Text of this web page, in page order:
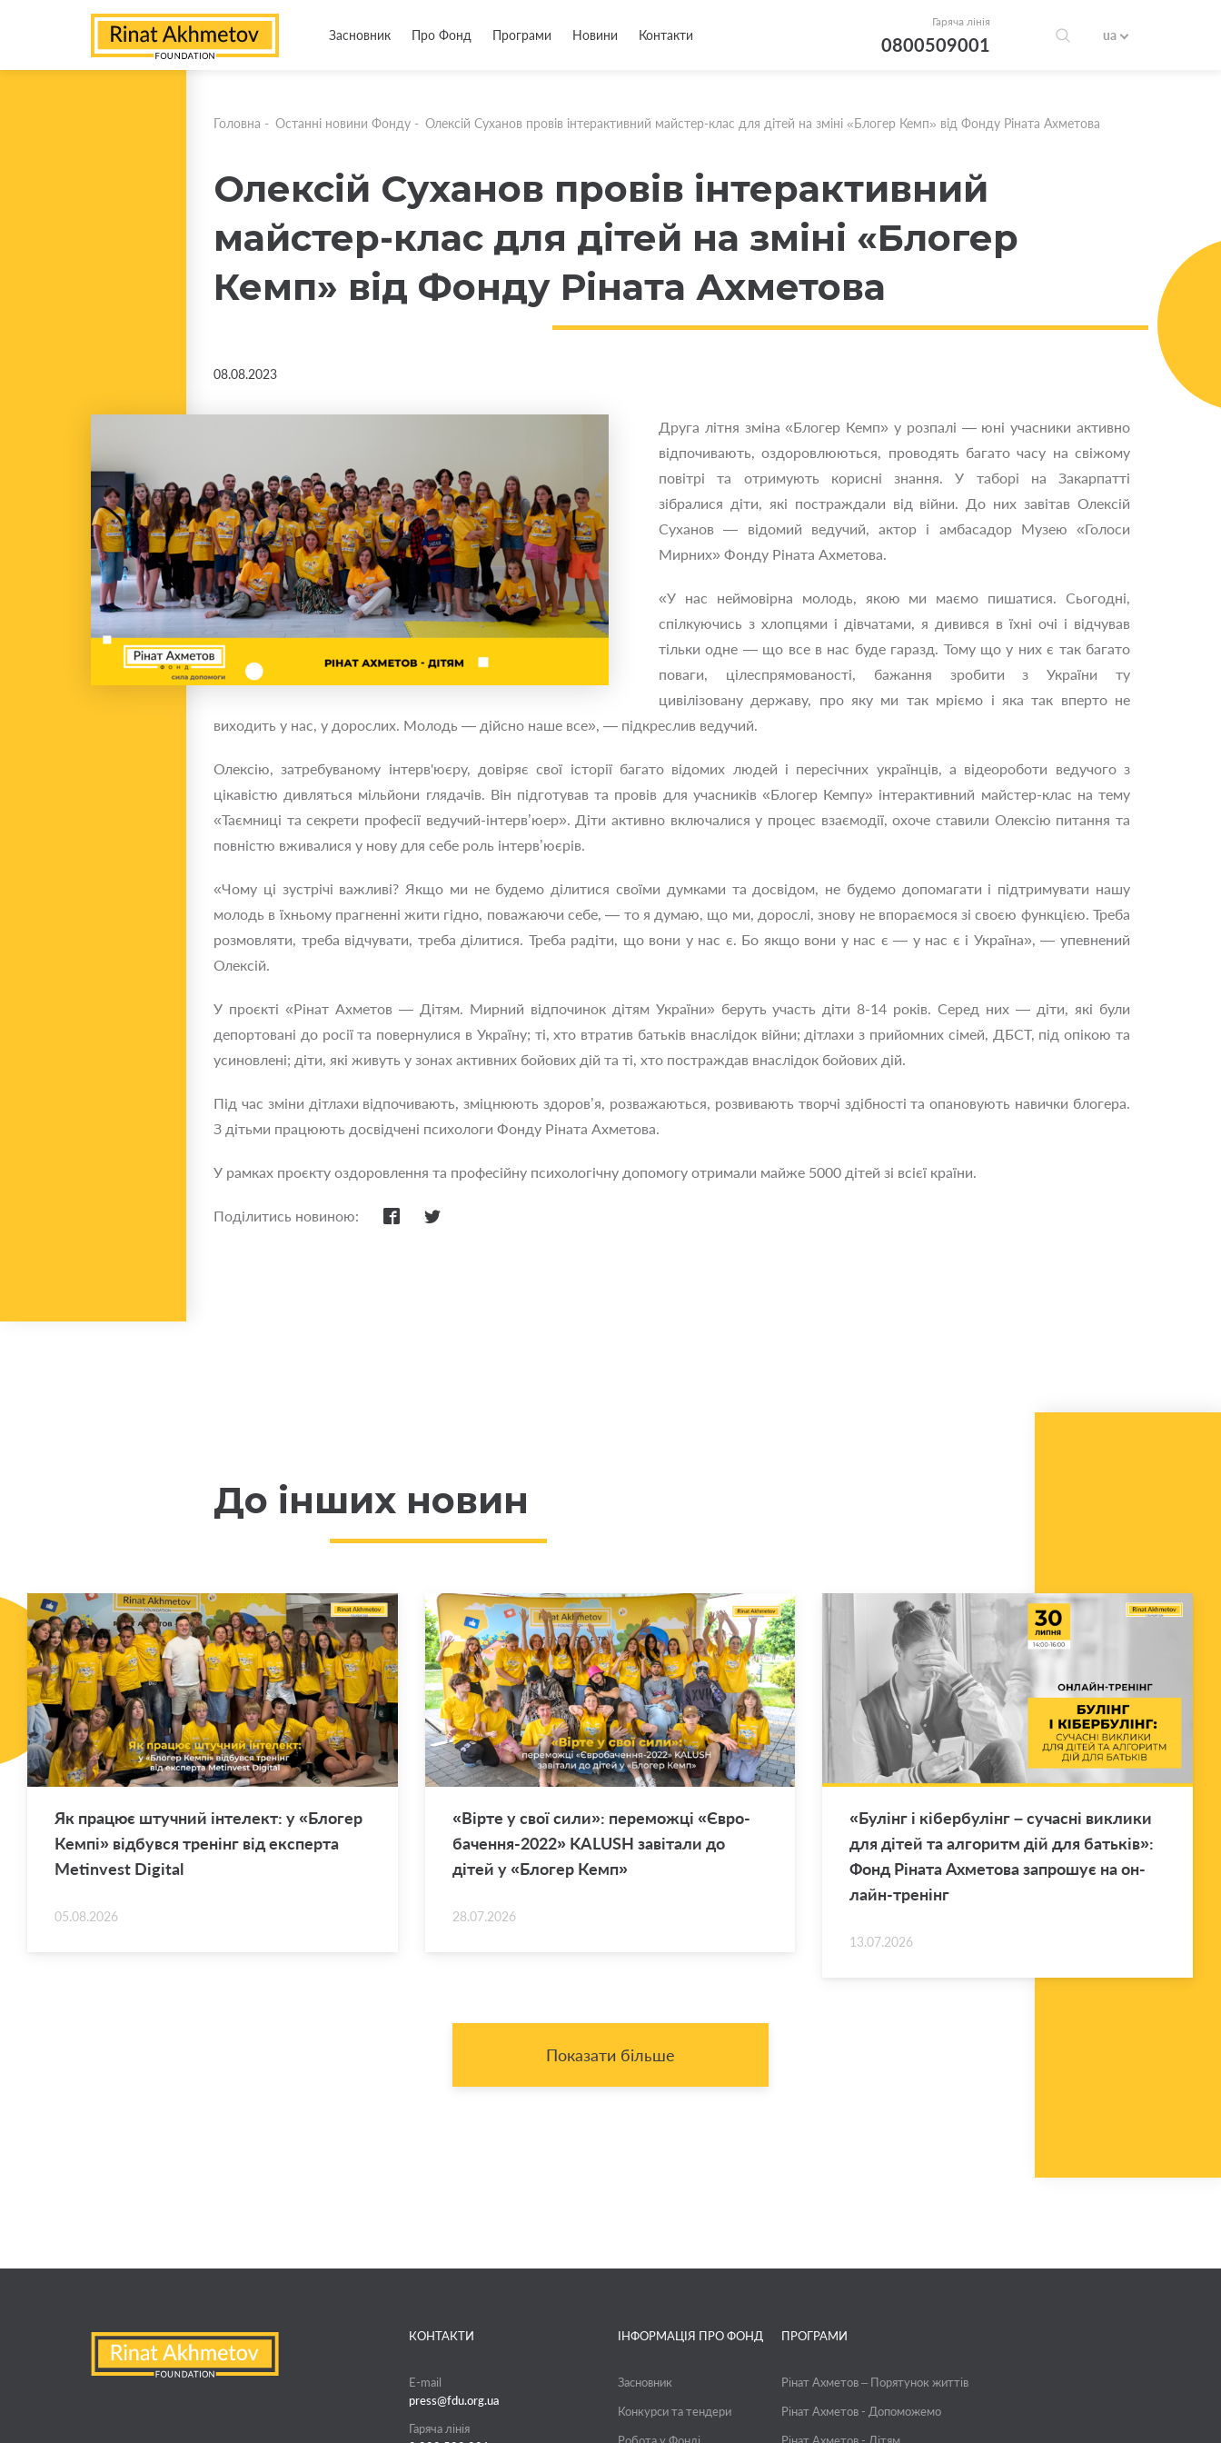
Засновник Про Фонд Програми Новини Контакти
Гаряча лінія
0800509001 ua
Головна - Останні новини Фонду - Олексій Суханов провів інтерактивний майстер-клас для дітей на зміні «Блогер Кемп» від Фонду Ріната Ахметова
Олексій Суханов провів інтерактивний
майстер-клас для дітей на зміні «Блогер
Кемп» від Фонду Ріната Ахметова
08.08.2023
Друга літня зміна «Блогер Кемп» у розпалі — юні учасники активно
відпочивають, оздоровлюються, проводять багато часу на свіжому
повітрі та отримують корисні знання. У таборі на Закарпатті
зібралися діти, які постраждали від війни. До них завітав Олексій
Суханов — відомий ведучий, актор і амбасадор Музею «Голоси
Мирних» Фонду Ріната Ахметова.
«У нас неймовірна молодь, якою ми маємо пишатися. Сьогодні,
спілкуючись з хлопцями і дівчатами, я дивився в їхні очі і відчував
тільки одне — що все в нас буде гаразд. Тому що у них є так багато
поваги, цілеспрямованості, бажання зробити з України ту
цивілізовану державу, про яку ми так мріємо і яка так вперто не
виходить у нас, у дорослих. Молодь — дійсно наше все», — підкреслив ведучий.
Олексію, затребуваному інтерв'юєру, довіряє свої історії багато відомих людей і пересічних українців, а відеороботи ведучого з
цікавістю дивляться мільйони глядачів. Він підготував та провів для учасників «Блогер Кемпу» інтерактивний майстер-клас на тему
«Таємниці та секрети професії ведучий-інтерв’юер». Діти активно включалися у процес взаємодії, охоче ставили Олексію питання та
повністю вживалися у нову для себе роль інтерв’юєрів.
«Чому ці зустрічі важливі? Якщо ми не будемо ділитися своїми думками та досвідом, не будемо допомагати і підтримувати нашу
молодь в їхньому прагненні жити гідно, поважаючи себе, — то я думаю, що ми, дорослі, знову не впораємося зі своєю функцією. Треба
розмовляти, треба відчувати, треба ділитися. Треба радіти, що вони у нас є. Бо якщо вони у нас є — у нас є і Україна», — упевнений
Олексій.
У проєкті «Рінат Ахметов — Дітям. Мирний відпочинок дітям України» беруть участь діти 8-14 років. Серед них — діти, які були
депортовані до росії та повернулися в Україну; ті, хто втратив батьків внаслідок війни; дітлахи з прийомних сімей, ДБСТ, під опікою та
усиновлені; діти, які живуть у зонах активних бойових дій та ті, хто постраждав внаслідок бойових дій.
Під час зміни дітлахи відпочивають, зміцнюють здоров’я, розважаються, розвивають творчі здібності та опановують навички блогера.
З дітьми працюють досвідчені психологи Фонду Ріната Ахметова.
У рамках проєкту оздоровлення та професійну психологічну допомогу отримали майже 5000 дітей зі всієї країни.
Поділитись новиною:
До інших новин
Як пра­цює шту­чний ін­те­лект: у «Бло­гер
Кемпі» від­був­ся тре­нінг від екс­пер­та
Metinvest Digital
05.08.2026
«Вірте у свої сили»: пе­ре­мож­ці «Єв­ро­
ба­че­н­ня-2022» KALUSH за­ві­та­ли до
дітей у «Бло­гер Кемп»
28.07.2026
«Бу­лінг і кі­бер­бу­лінг – су­ча­сні ви­кли­ки
для дітей та ал­го­ритм дій для ба­тьків»:
Фонд Рі­на­та Ахме­то­ва за­про­шує на он­
лайн-тре­нінг
13.07.2026
Показати більше
КОНТАКТИ
E-mail
press@fdu.org.ua
Гаряча лінія
ІНФОРМАЦІЯ ПРО ФОНД
Засновник
Конкурси та тендери
ПРОГРАМИ
Рінат Ахметов – Порятунок життів
Рінат Ахметов - Допоможемо